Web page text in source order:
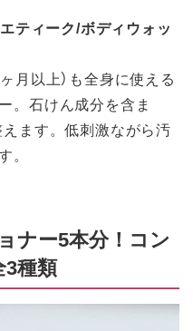
ティーク/ボディウォッ
月以上）も全身に使える
。石けん成分を含ま
ます。低刺激ながら汚
ナー5本分！コン
種類